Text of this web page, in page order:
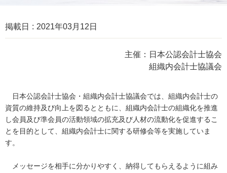
掲載日 2021年03月12日
主催：日本公認会計士協会
組織内会計士協議会
日本公認会計士協会・組織内会計士協議会では、組織内会計士の
資質の維持及び向上を図るとともに、組織内会計士の組織化を推進
し会員及び準会員の活動領域の拡充及び人材の流動化を促進するこ
とを目的として、組織内会計士に関する研修会等を実施していま
す。
メッセージを相手に分かりやすく、納得してもらえるように組み